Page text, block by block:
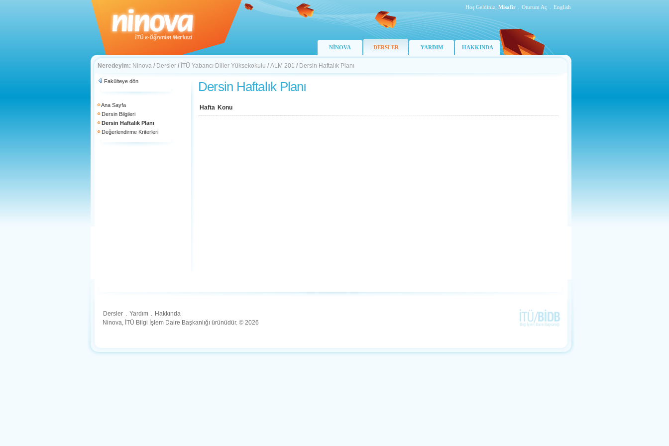
Hoş Geldiniz, Misafir Oturum Aç English
NİNOVA DERSLER YARDIM HAKKINDA
Neredeyim: Ninova / Dersler / İTÜ Yabancı Diller Yüksekokulu / ALM 201 / Dersin Haftalık Planı
Fakülteye dön
Ana Sayfa
Dersin Bilgileri
Dersin Haftalık Planı
Değerlendirme Kriterleri
Dersin Haftalık Planı
Hafta Konu
Dersler . Yardım . Hakkında
Ninova, İTÜ Bilgi İşlem Daire Başkanlığı ürünüdür. © 2026